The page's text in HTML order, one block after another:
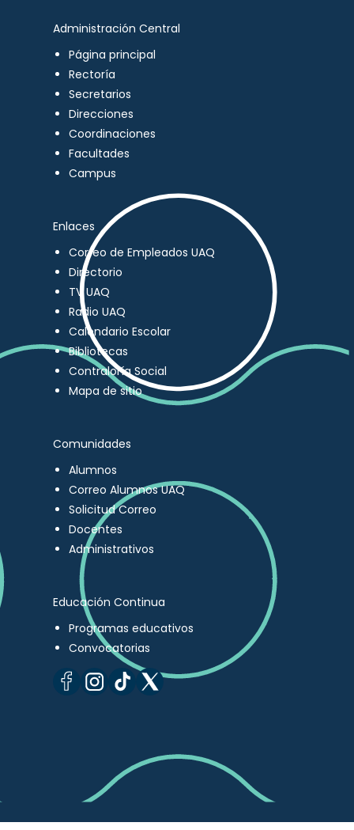
Administración Central
Página principal
Rectoría
Secretarios
Direcciones
Coordinaciones
Facultades
Campus
Enlaces
Correo de Empleados UAQ
Directorio
TV UAQ
Radio UAQ
Calendario Escolar
Bibliotecas
Contraloría Social
Mapa de sitio
Comunidades
Alumnos
Correo Alumnos UAQ
Solicitud Correo
Docentes
Administrativos
Educación Continua
Programas educativos
Convocatorias